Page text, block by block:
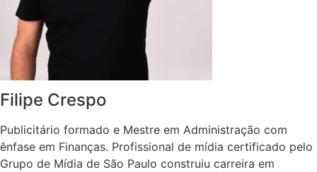
Filipe Crespo
Publicitário formado e Mestre em Administração com
ênfase em Finanças. Profissional de mídia certificado pelo
Grupo de Mídia de São Paulo construiu carreira em